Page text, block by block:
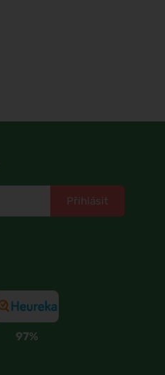
Přihlásit
97%